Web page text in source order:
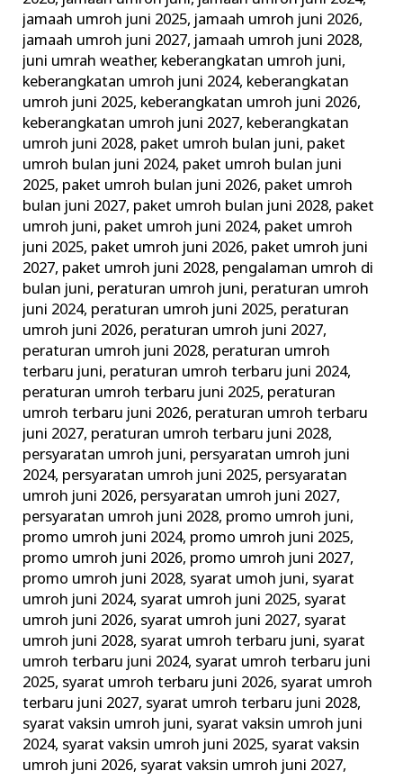
jamaah umroh juni 2025, jamaah umroh juni 2026,
jamaah umroh juni 2027, jamaah umroh juni 2028,
juni umrah weather, keberangkatan umroh juni,
keberangkatan umroh juni 2024, keberangkatan
umroh juni 2025, keberangkatan umroh juni 2026,
keberangkatan umroh juni 2027, keberangkatan
umroh juni 2028, paket umroh bulan juni, paket
umroh bulan juni 2024, paket umroh bulan juni
2025, paket umroh bulan juni 2026, paket umroh
bulan juni 2027, paket umroh bulan juni 2028, paket
umroh juni, paket umroh juni 2024, paket umroh
juni 2025, paket umroh juni 2026, paket umroh juni
2027, paket umroh juni 2028, pengalaman umroh di
bulan juni, peraturan umroh juni, peraturan umroh
juni 2024, peraturan umroh juni 2025, peraturan
umroh juni 2026, peraturan umroh juni 2027,
peraturan umroh juni 2028, peraturan umroh
terbaru juni, peraturan umroh terbaru juni 2024,
peraturan umroh terbaru juni 2025, peraturan
umroh terbaru juni 2026, peraturan umroh terbaru
juni 2027, peraturan umroh terbaru juni 2028,
persyaratan umroh juni, persyaratan umroh juni
2024, persyaratan umroh juni 2025, persyaratan
umroh juni 2026, persyaratan umroh juni 2027,
persyaratan umroh juni 2028, promo umroh juni,
promo umroh juni 2024, promo umroh juni 2025,
promo umroh juni 2026, promo umroh juni 2027,
promo umroh juni 2028, syarat umoh juni, syarat
umroh juni 2024, syarat umroh juni 2025, syarat
umroh juni 2026, syarat umroh juni 2027, syarat
umroh juni 2028, syarat umroh terbaru juni, syarat
umroh terbaru juni 2024, syarat umroh terbaru juni
2025, syarat umroh terbaru juni 2026, syarat umroh
terbaru juni 2027, syarat umroh terbaru juni 2028,
syarat vaksin umroh juni, syarat vaksin umroh juni
2024, syarat vaksin umroh juni 2025, syarat vaksin
umroh juni 2026, syarat vaksin umroh juni 2027,